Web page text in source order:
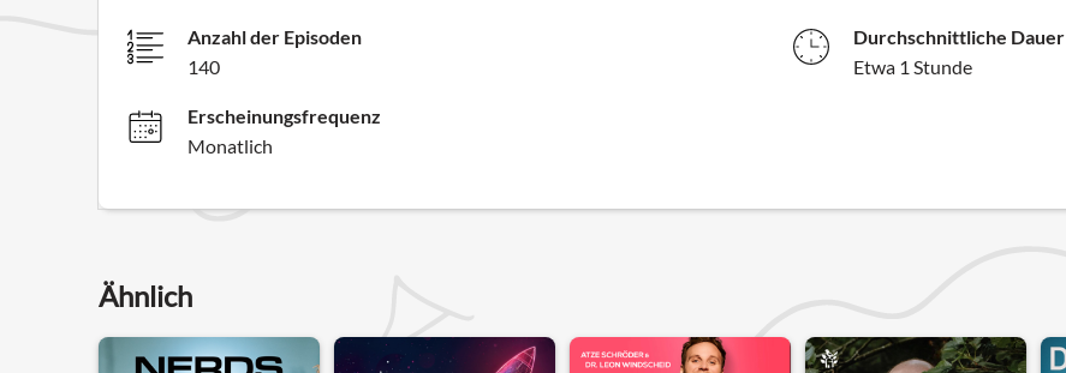
Anzahl der Episoden
140
Durchschnittliche Dauer
Etwa 1 Stunde
Erscheinungsfrequenz
Monatlich
Ähnlich